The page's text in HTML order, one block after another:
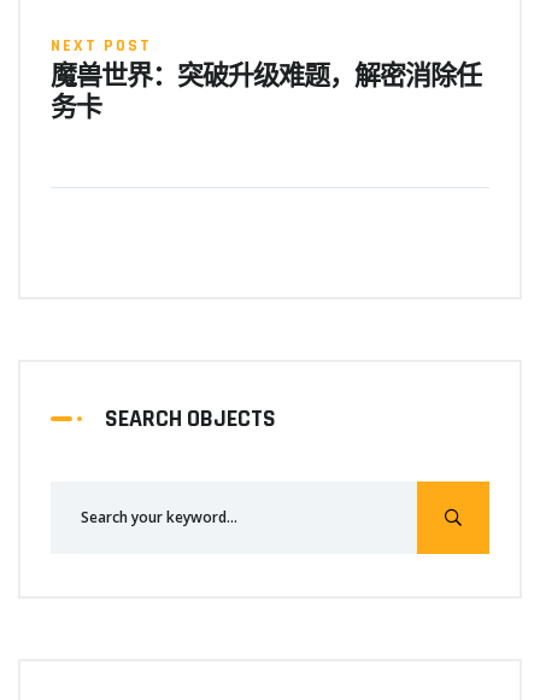
NEXT POST
魔兽世界：突破升级难题，解密消除任
务卡
SEARCH OBJECTS